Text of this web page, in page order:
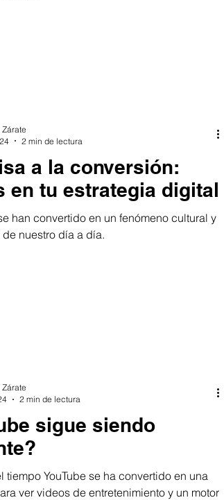
a la conversión:
en tu estrategia digital
han convertido en un fenómeno cultural y
nuestro día a día.
2 min de lectura
sigue siendo
tiempo YouTube se ha convertido en una
ver videos de entretenimiento y un motor
2 min de lectura